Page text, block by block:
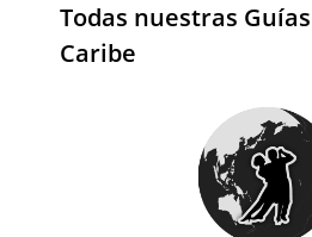
Todas nuestras
Caribe